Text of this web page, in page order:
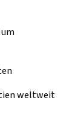
weltweit